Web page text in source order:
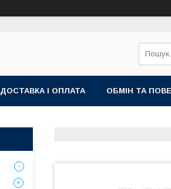
ДОСТАВКА І ОПЛАТА ОБМІН ТА